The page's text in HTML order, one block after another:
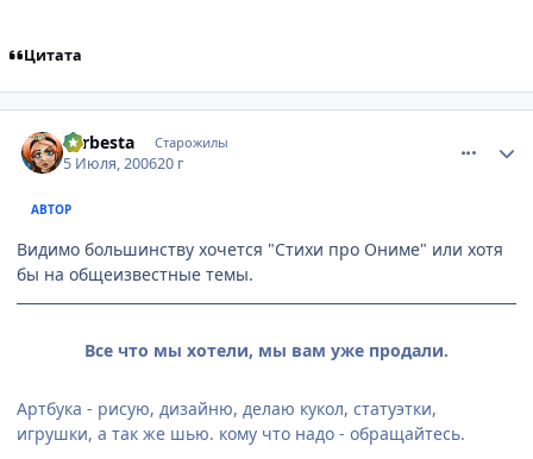
Цитата
Larbesta Старожилы
5 Июля, 200620 г
АВТОР
Видимо большинству хочется "Стихи про Ониме" или хотя
бы на общеизвестные темы.
Все что мы хотели, мы вам уже продали.
Артбука - рисую, дизайню, делаю кукол, статуэтки,
игрушки, а так же шью. кому что надо - обращайтесь.